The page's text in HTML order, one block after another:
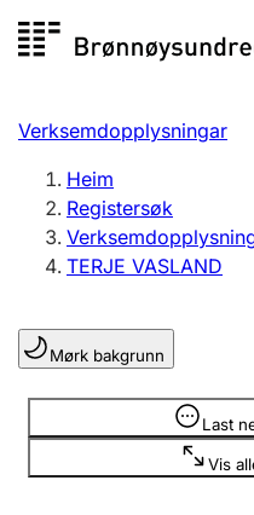
Registersøk
Aksjeselskap
Enkeltpersonføretak
Registrere, endre, slette
Lag og foreining
Registrere, endre,
Verksemdopplysningar
Heim
Registersøk
TERJE VASLAND
Mørk bakgrunn
Last
Vis
Opplysninger er skjult